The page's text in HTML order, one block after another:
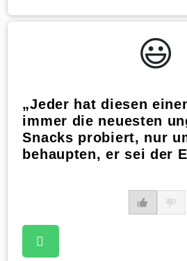
😃️
„Jeder hat diesen
immer die neuesten
Snacks probiert, nur
behaupten, er sei der